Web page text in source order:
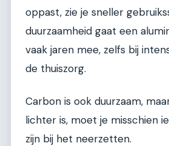
oppast, zie je sneller
duurzaamheid gaat een
vaak jaren mee, zelfs bij
de thuiszorg.
Carbon is ook duurzaam,
lichter is, moet je misschien
zijn bij het neerzetten.